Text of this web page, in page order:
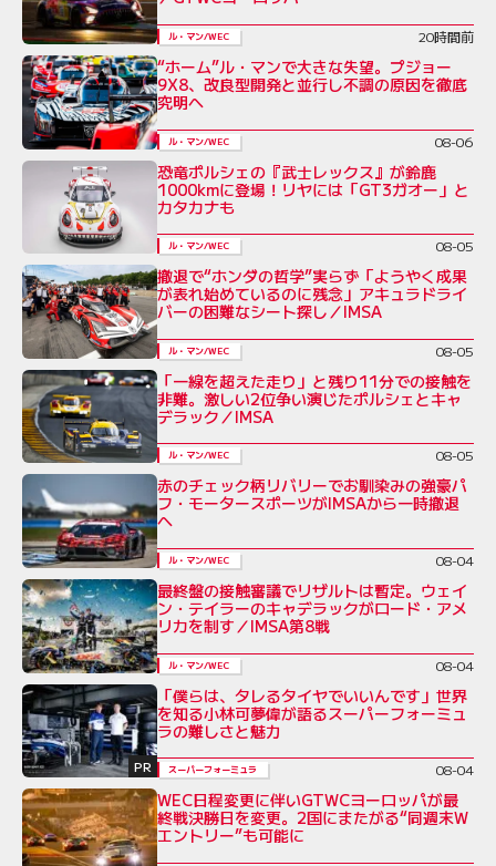
ル・マン/WEC 20時間前
“ホーム”ル・マンで大きな失望。プジョー
9X8、改良型開発と並行し不調の原因を徹底
究明へ
ル・マン/WEC 08-06
恐竜ポルシェの『武士レックス』が鈴鹿
1000kmに登場！リヤには「GT3ガオー」と
カタカナも
ル・マン/WEC 08-05
撤退で“ホンダの哲学”実らず「ようやく成果
が表れ始めているのに残念」アキュラドライ
バーの困難なシート探し／IMSA
ル・マン/WEC 08-05
「一線を超えた走り」と残り11分での接触を
非難。激しい2位争い演じたポルシェとキャ
デラック／IMSA
ル・マン/WEC 08-05
赤のチェック柄リバリーでお馴染みの強豪パ
フ・モータースポーツがIMSAから一時撤退
へ
ル・マン/WEC 08-04
最終盤の接触審議でリザルトは暫定。ウェイ
ン・テイラーのキャデラックがロード・アメ
リカを制す／IMSA第8戦
ル・マン/WEC 08-04
PR
「僕らは、タレるタイヤでいいんです」世界
を知る小林可夢偉が語るスーパーフォーミュ
ラの難しさと魅力
スーパーフォーミュラ 08-04
WEC日程変更に伴いGTWCヨーロッパが最
終戦決勝日を変更。2国にまたがる“同週末W
エントリー”も可能に